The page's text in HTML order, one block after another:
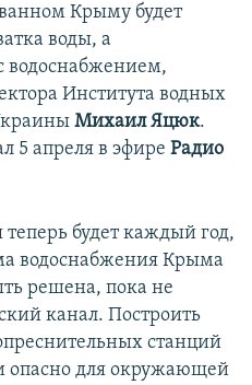
Крыму будет
воды, а
водоснабжением,
Института водных
Михаил Яцюк.
5 апреля в эфире Радио
будет каждый год,
водоснабжения Крыма
решена, пока не
канал. Построить
станций
опасно для окружающей